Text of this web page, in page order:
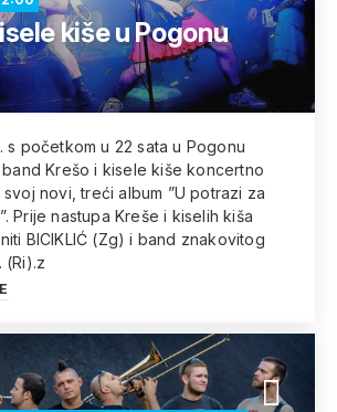
kiše u Pogonu
s početkom u 22 sata u Pogonu
Krešo i kisele kiše koncertno
novi, treći album ”U potrazi za
Prije nastupa Kreše i kiselih kiša
BICIKLIĆ (Zg) i band znakovitog
(Ri).z